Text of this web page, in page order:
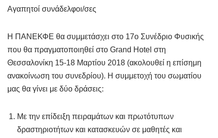
Αγαπητοί συνάδελφοι/σες
Η ΠΑΝΕΚΦΕ θα συμμετάσχει στο 17ο Συνέδριο Φυσικής
που θα πραγματοποιηθεί στο Grand Hotel στη
Θεσσαλονίκη 15-18 Μαρτίου 2018 (ακολουθεί η επίσημη
ανακοίνωση του συνεδρίου). Η συμμετοχή του σωματίου
μας θα γίνει με δύο δράσεις:
Με την επίδειξη πειραμάτων και πρωτότυπων
δραστηριοτήτων και κατασκευών σε μαθητές και